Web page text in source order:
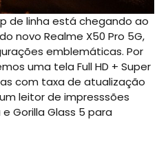
de linha está chegando ao
novo Realme X50 Pro 5G,
emblemáticas. Por
uma tela Full HD + Super
com taxa de atualização
leitor de impresssões
Gorilla Glass 5 para